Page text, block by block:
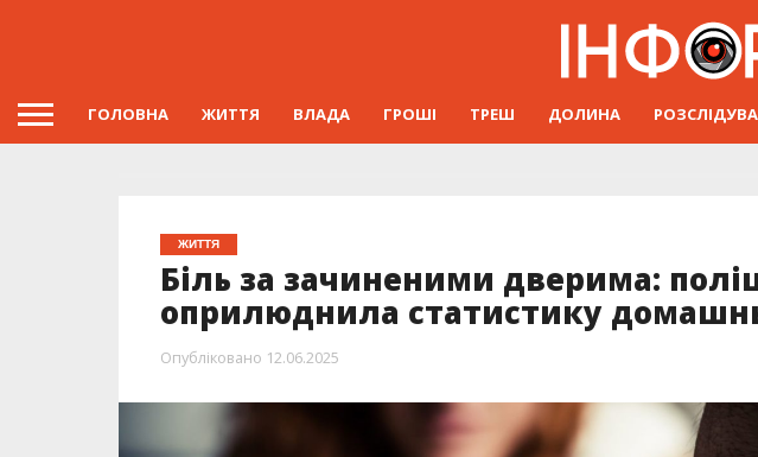
ГОЛОВНА ЖИТТЯ ВЛАДА ГРОШІ ТРЕШ ДОЛИНА
ЖИТТЯ
Біль за зачиненими дверима:
оприлюднила статистику
Опубліковано 12.06.2025